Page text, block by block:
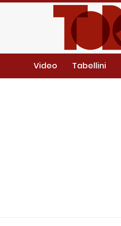
Video Tabellini